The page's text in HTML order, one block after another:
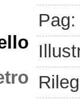
Pag: